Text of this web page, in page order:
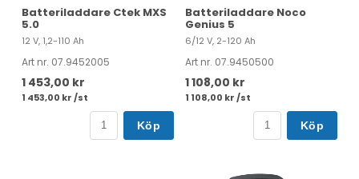
Batteriladdare Ctek MXS
5.0
12 V, 1,2-110 Ah
Art nr. 07.9452005
1 453,00 kr
1 453,00 kr /st
Köp
Batteriladdare Noco
Genius 5
6/12 V, 2-120 Ah
Art nr. 07.9450500
1 108,00 kr
1 108,00 kr /st
Köp